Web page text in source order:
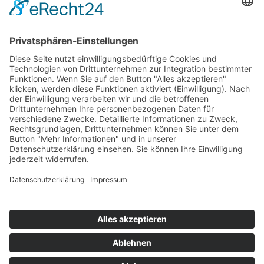
Impressum
AGB
Cookie-Einstellungen
Werbe-Einwilligungen